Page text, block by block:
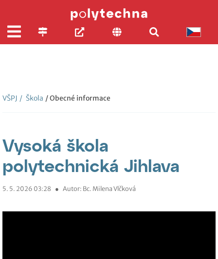
VŠPJ / Škola / Obecné informace
Vysoká škola
polytechnická Jihlava
5. 5. 2026 03:28 ● Autor: Bc. Milena Vlčková